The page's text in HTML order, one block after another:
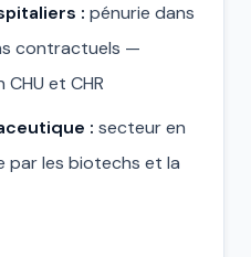
: pénurie dans
contractuels —
et CHR
: secteur en
par les biotechs et la